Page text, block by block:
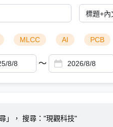
MLCC AI PCB
～
」， 搜尋："現觀科技"